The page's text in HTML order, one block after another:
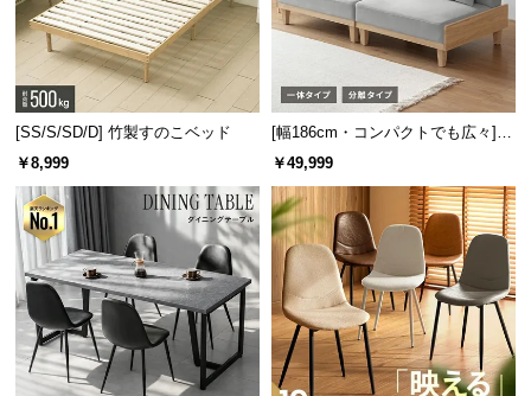
[SS/S/SD/D] 竹製すのこベッド
￥8,999
[幅186cm・コンパクトでも広々] 3
人掛けソファベッド リクライニン
グ 天然木フレーム 北欧
￥49,999